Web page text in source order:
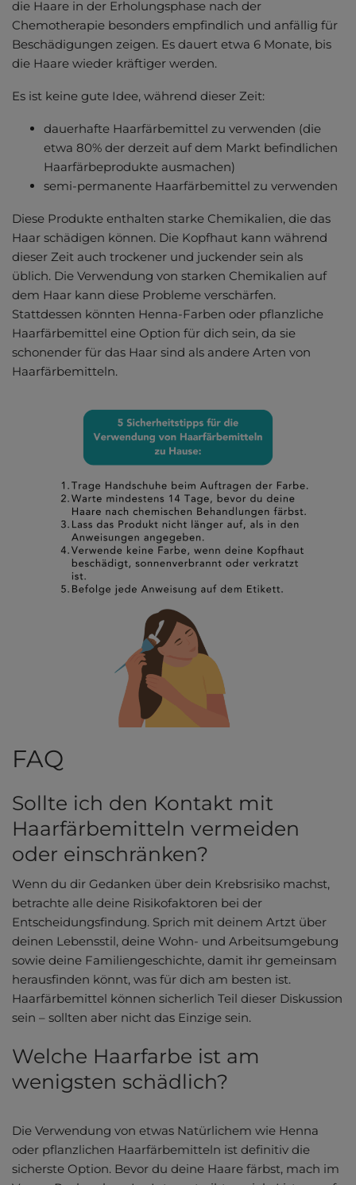
die Haare in der Erholungsphase nach der
Chemotherapie besonders empfindlich und anfällig für
Beschädigungen zeigen. Es dauert etwa 6 Monate, bis
die Haare wieder kräftiger werden.
Es ist keine gute Idee, während dieser Zeit:
dauerhafte Haarfärbemittel zu verwenden (die
etwa 80% der derzeit auf dem Markt befindlichen
Haarfärbeprodukte ausmachen)
semi-permanente Haarfärbemittel zu verwenden
Diese Produkte enthalten starke Chemikalien, die das
Haar schädigen können. Die Kopfhaut kann während
dieser Zeit auch trockener und juckender sein als
üblich. Die Verwendung von starken Chemikalien auf
dem Haar kann diese Probleme verschärfen.
Stattdessen könnten Henna-Farben oder pflanzliche
Haarfärbemittel eine Option für dich sein, da sie
schonender für das Haar sind als andere Arten von
Haarfärbemitteln.
FAQ
Sollte ich den Kontakt mit
Haarfärbemitteln vermeiden
oder einschränken?
Wenn du dir Gedanken über dein Krebsrisiko machst,
betrachte alle deine Risikofaktoren bei der
Entscheidungsfindung. Sprich mit deinem Artzt über
deinen Lebensstil, deine Wohn- und Arbeitsumgebung
sowie deine Familiengeschichte, damit ihr gemeinsam
herausfinden könnt, was für dich am besten ist.
Haarfärbemittel können sicherlich Teil dieser Diskussion
sein – sollten aber nicht das Einzige sein.
Welche Haarfarbe ist am
wenigsten schädlich?
Die Verwendung von etwas Natürlichem wie Henna
oder pflanzlichen Haarfärbemitteln ist definitiv die
sicherste Option. Bevor du deine Haare färbst, mach im